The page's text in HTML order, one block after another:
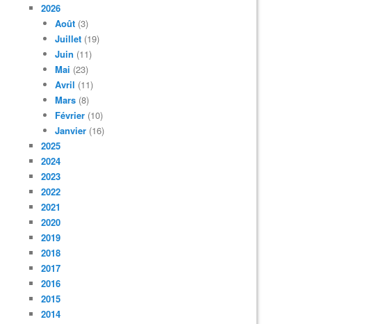
2026
Août (3)
Juillet (19)
Juin (11)
Mai (23)
Avril (11)
Mars (8)
Février (10)
Janvier (16)
2025
2024
2023
2022
2021
2020
2019
2018
2017
2016
2015
2014